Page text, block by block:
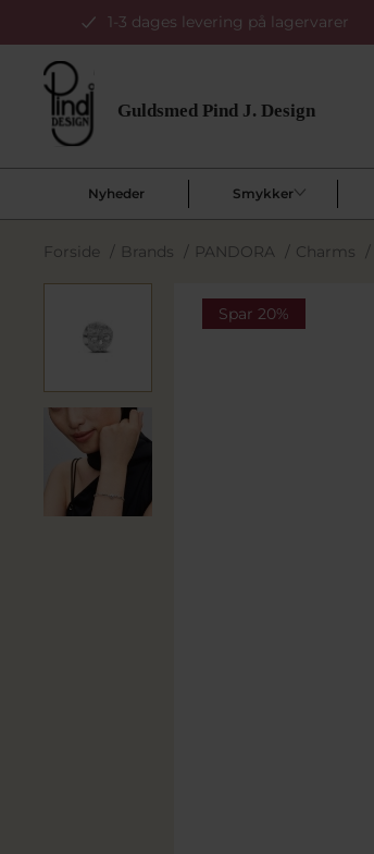
1-3 dages levering på lagervarer
Nyheder Smykker
Forside / Brands / PANDORA / Charms /
Spar 20%